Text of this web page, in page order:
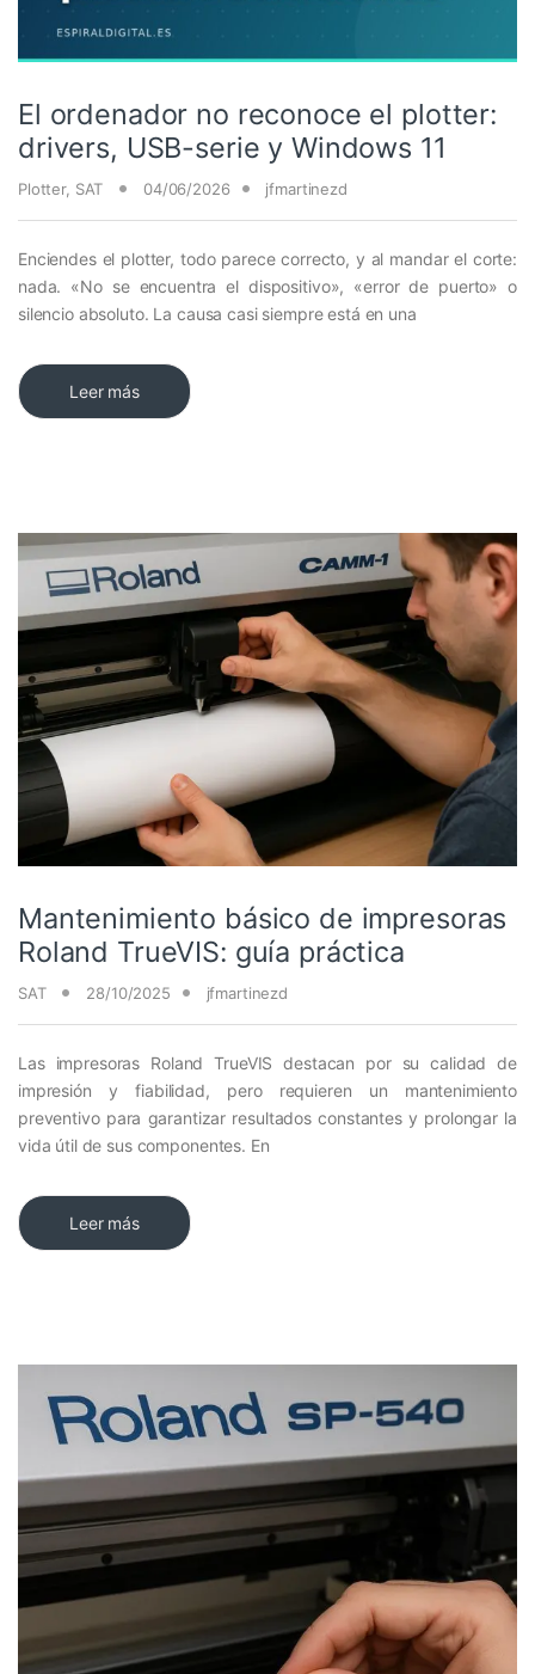
El ordenador no reconoce el plotter:
drivers, USB-serie y Windows 11
Plotter, SAT 04/06/2026 jfmartinezd
Enciendes el plotter, todo parece correcto, y al mandar el corte:
nada. «No se encuentra el dispositivo», «error de puerto» o
silencio absoluto. La causa casi siempre está en una
Leer más
Mantenimiento básico de impresoras
Roland TrueVIS: guía práctica
SAT 28/10/2025 jfmartinezd
Las impresoras Roland TrueVIS destacan por su calidad de
impresión y fiabilidad, pero requieren un mantenimiento
preventivo para garantizar resultados constantes y prolongar la
vida útil de sus componentes. En
Leer más